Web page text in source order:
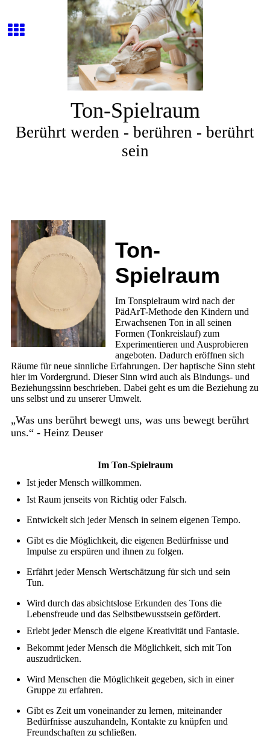
Ton-Spielraum
Berührt werden - berühren - berührt
sein
Ton-
Spielraum
Im Tonspielraum wird nach der
PädArT-Methode den Kindern und
Erwachsenen Ton in all seinen
Formen (Tonkreislauf) zum
Experimentieren und Ausprobieren
angeboten. Dadurch eröffnen sich
Räume für neue sinnliche Erfahrungen. Der haptische Sinn steht
hier im Vordergrund. Dieser Sinn wird auch als Bindungs- und
Beziehungssinn beschrieben. Dabei geht es um die Beziehung zu
uns selbst und zu unserer Umwelt.
„Was uns berührt bewegt uns, was uns bewegt berührt
uns.“ - Heinz Deuser
Im Ton-Spielraum
Ist jeder Mensch willkommen.
Ist Raum jenseits von Richtig oder Falsch.
Entwickelt sich jeder Mensch in seinem eigenen Tempo.
Gibt es die Möglichkeit, die eigenen Bedürfnisse und
Impulse zu erspüren und ihnen zu folgen.
Erfährt jeder Mensch Wertschätzung für sich und sein
Tun.
Wird durch das absichtslose Erkunden des Tons die
Lebensfreude und das Selbstbewusstsein gefördert.
Erlebt jeder Mensch die eigene Kreativität und Fantasie.
Bekommt jeder Mensch die Möglichkeit, sich mit Ton
auszudrücken.
Wird Menschen die Möglichkeit gegeben, sich in einer
Gruppe zu erfahren.
Gibt es Zeit um voneinander zu lernen, miteinander
Bedürfnisse auszuhandeln, Kontakte zu knüpfen und
Freundschaften zu schließen.